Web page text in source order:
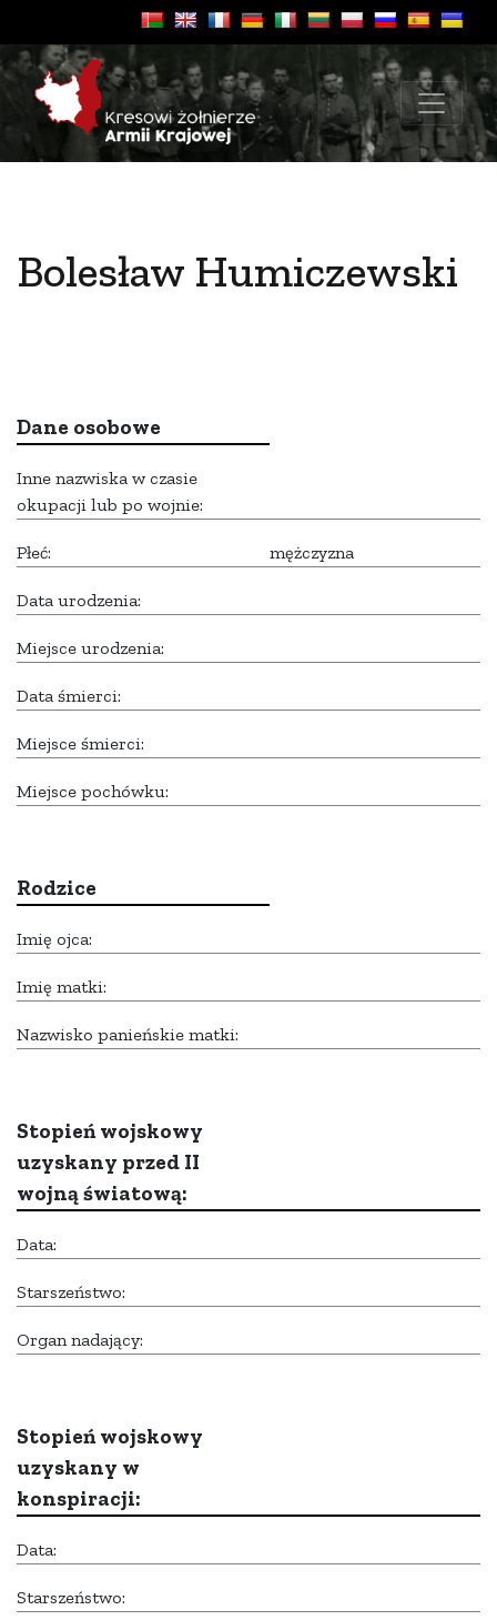
Bolesław Humiczewski
Dane osobowe
Inne nazwiska w czasie
okupacji lub po wojnie:
Płeć: mężczyzna
Data urodzenia:
Miejsce urodzenia:
Data śmierci:
Miejsce śmierci:
Miejsce pochówku:
Rodzice
Imię ojca:
Imię matki:
Nazwisko panieńskie matki:
Stopień wojskowy
uzyskany przed II
wojną światową:
Data:
Starszeństwo:
Organ nadający:
Stopień wojskowy
uzyskany w
konspiracji:
Data:
Starszeństwo: